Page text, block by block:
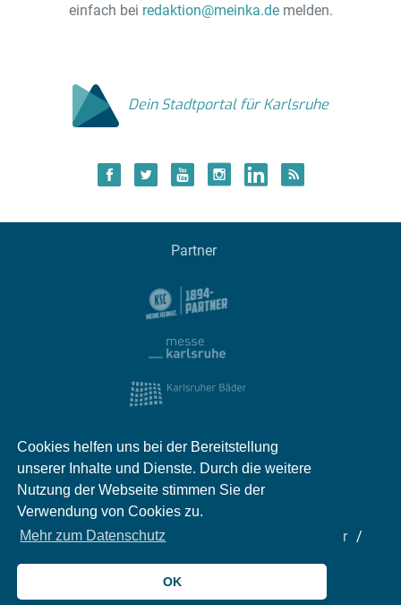
Cookies helfen uns bei der Bereitstellung
unserer Inhalte und Dienste. Durch die weitere
Nutzung der Webseite stimmen Sie der
Verwendung von Cookies zu.
Mehr zum Datenschutz
OK
einfach bei redaktion@meinka.demelden.
Dein Stadtportal für Karlsruhe
Partner
Impressum Kontakt
Partner
© 2026 meinKA